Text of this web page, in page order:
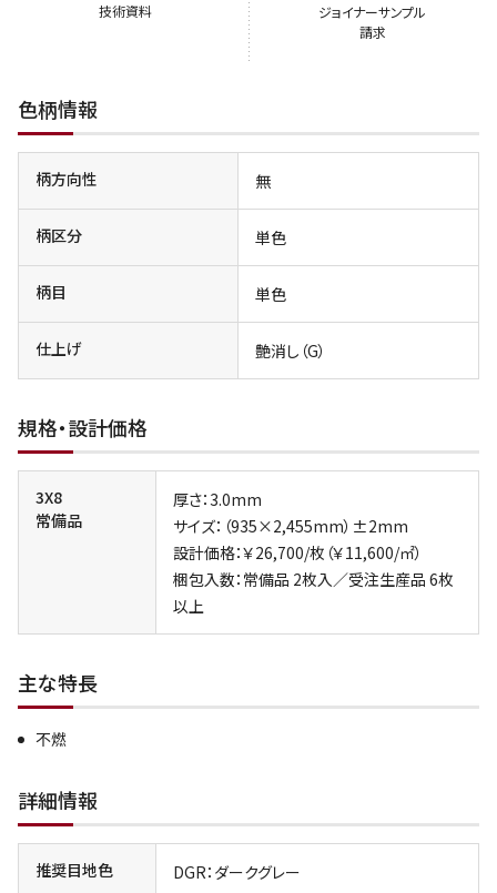
技術資料
ジョイナーサンプル
請求
色柄情報
柄方向性 無
柄区分 単色
柄目 単色
仕上げ 艶消し（G）
規格・設計価格
3X8
常備品
厚さ：3.0mm
サイズ：（935×2,455mm）±2mm
設計価格：￥26,700/枚（￥11,600/㎡）
梱包入数：常備品 2枚入／受注生産品 6枚
以上
主な特長
不燃
詳細情報
推奨目地色
DGR：ダークグレー